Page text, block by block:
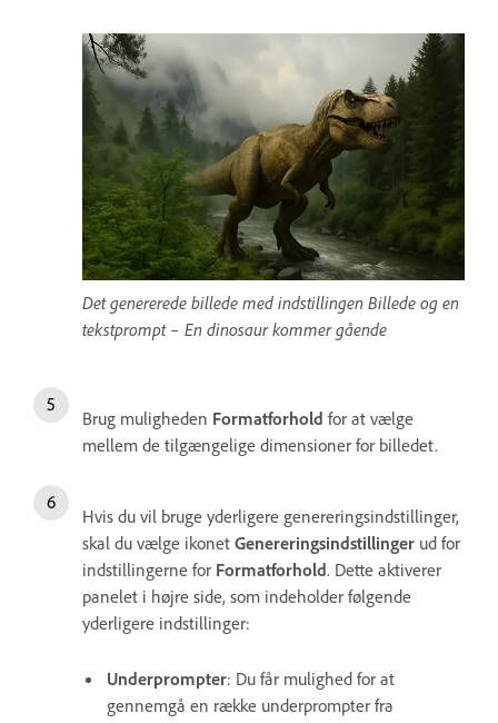
Det genererede billede med indstillingen Billede og en
tekstprompt – En dinosaur kommer gående
Brug muligheden Formatforhold for at vælge
mellem de tilgængelige dimensioner for billedet.
Hvis du vil bruge yderligere genereringsindstillinger,
skal du vælge ikonet Genereringsindstillinger ud for
indstillingerne for Formatforhold. Dette aktiverer
panelet i højre side, som indeholder følgende
yderligere indstillinger:
Underprompter: Du får mulighed for at
gennemgå en række underprompter fra